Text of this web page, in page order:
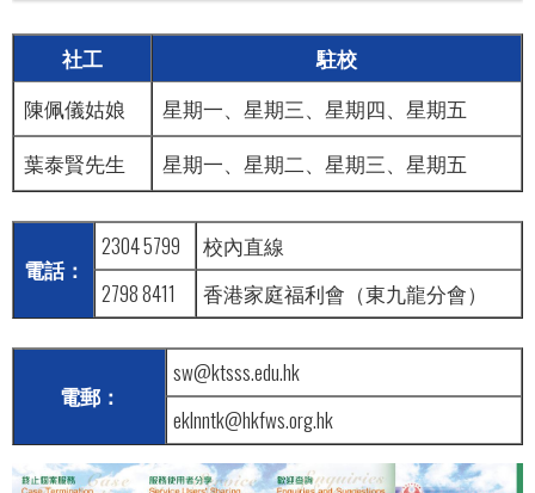
社工
駐校
陳佩儀姑娘
星期一、星期三、星期四、星期五
葉泰賢先生
星期一、星期二、星期三、星期五
電話：
2304 5799
校內直線
2798 8411
香港家庭福利會（東九龍分會）
電郵：
sw@ktsss.edu.hk
eklnntk@hkfws.org.hk